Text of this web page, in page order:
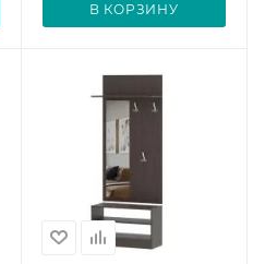
В КОРЗИНУ